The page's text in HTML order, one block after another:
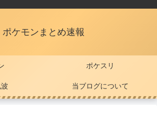
ポケモンまとめ速報
ポケスリ
当ブログについて